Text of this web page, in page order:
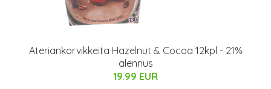
Ateriankorvikkeita Hazelnut & Cocoa 12kpl - 21%
alennus
19.99 EUR